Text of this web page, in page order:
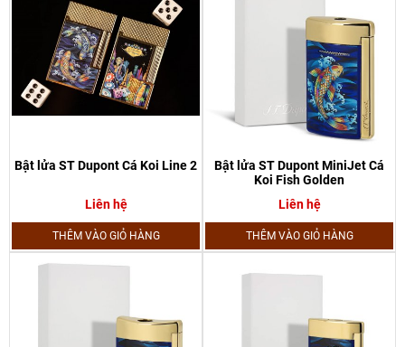
Bật lửa ST Dupont Cá Koi Line 2
Liên hệ
THÊM VÀO GIỎ HÀNG
Bật lửa ST Dupont MiniJet Cá
Koi Fish Golden
Liên hệ
THÊM VÀO GIỎ HÀNG